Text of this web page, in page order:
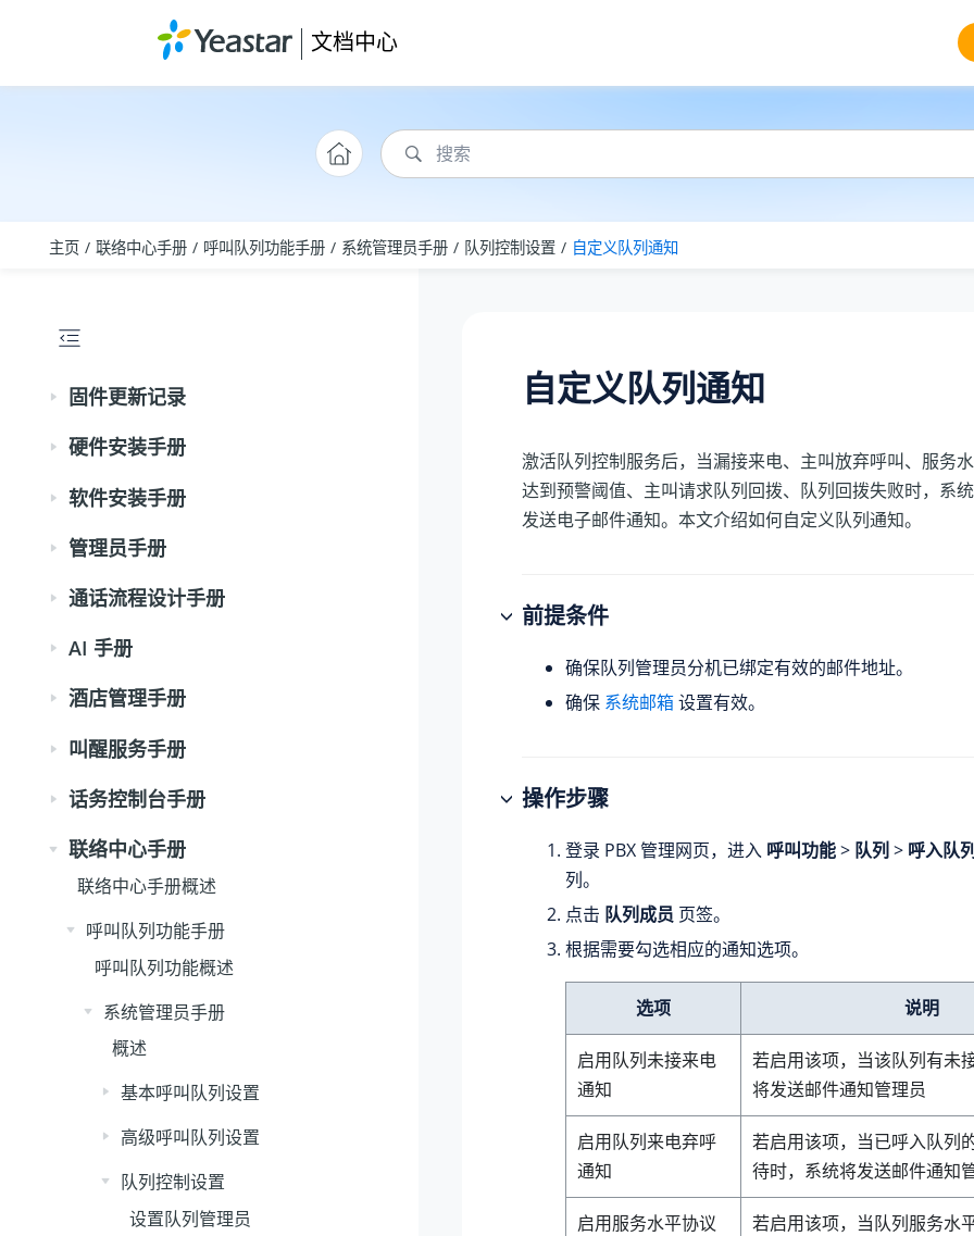
文档中心
主页 联络中心手册 呼叫队列功能手册 系统管理员手册 队列控制设置 自定义队列通知
固件更新记录
硬件安装手册
软件安装手册
管理员手册
通话流程设计手册
AI 手册
酒店管理手册
叫醒服务手册
话务控制台手册
联络中心手册
联络中心手册概述
呼叫队列功能手册
呼叫队列功能概述
系统管理员手册
概述
基本呼叫队列设置
高级呼叫队列设置
队列控制设置
设置队列管理员
自定义队列通知
激活队列控制服务后，当漏接来电、主叫放弃呼叫、服务
达到预警阈值、主叫请求队列回拨、队列回拨失败时，系
发送电子邮件通知。本文介绍如何自定义队列通知。
前提条件
确保队列管理员分机已绑定有效的邮件地址。
确保 系统邮箱设置有效。
操作步骤
登录 PBX 管理网页，进入 呼叫功能> 队列 > 呼入队
列。
点击 队列成员 页签。
根据需要勾选相应的通知选项。
选项 说明
启用队列未接来电
通知
若启用该项，当该队列有未
将发送邮件通知管理员
启用队列来电弃呼
通知
若启用该项，当已呼入队列
待时，系统将发送邮件通知
启用服务水平协议
若启用该项，当队列服务水